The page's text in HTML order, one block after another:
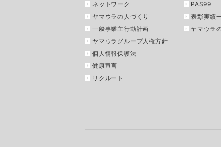
ネットワーク
ヤマウラの人づくり
一般事業主行動計画
ヤマウラグループ人権方針
個人情報保護法
健康宣言
リクルート
PAS99
表彰実績
ヤマウラ